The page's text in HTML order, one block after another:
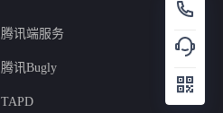
腾讯端服务
腾讯Bugly
TAPD